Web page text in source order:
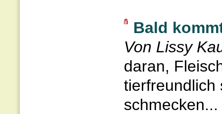
Bald
Von Lissy
daran,
tierfreundlich
schmecken...